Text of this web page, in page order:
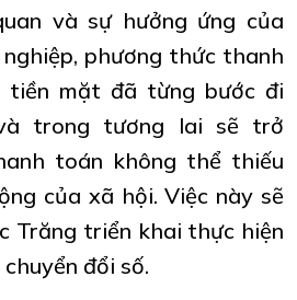
và sự hưởng ứng của
phương thức thanh
tiền mặt đã từng bước đi
trong tương lai sẽ trở
toán không thể thiếu
của xã hội. Việc này sẽ
Trăng triển khai thực hiện
đổi số.